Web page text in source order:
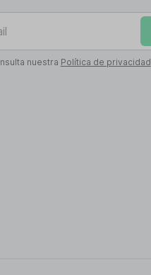
nuestra Política de privacidad